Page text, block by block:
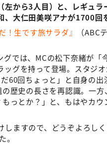
左から3人目）と、レギュラ
大仁田美咲アナが1700回
！生です旅サラダ』
（ABC
グでは、MCの松下奈緒が
ッグを持って登場。スタジ
60回ちょっと」と自身の
歴史の長さを再認識。一
っとか？」と、もはやカ
しますので、どうぞよろし
。